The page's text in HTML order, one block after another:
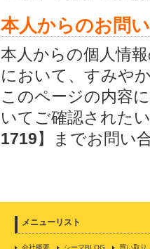
本人からのお問
本人からの個人情
において、すみや
このページの内容
いてご確認された
1719】までお問い
メニューリスト
会社概要 シーマBLOG 買い取り